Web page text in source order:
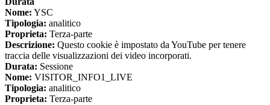
Nome: YSC
Tipologia: analitico
Proprieta: Terza-parte
Descrizione: Questo cookie è impostato da YouTube per tenere
traccia delle visualizzazioni dei video incorporati.
Durata: Sessione
Nome: VISITOR_INFO1_LIVE
Tipologia: analitico
Proprieta: Terza-parte